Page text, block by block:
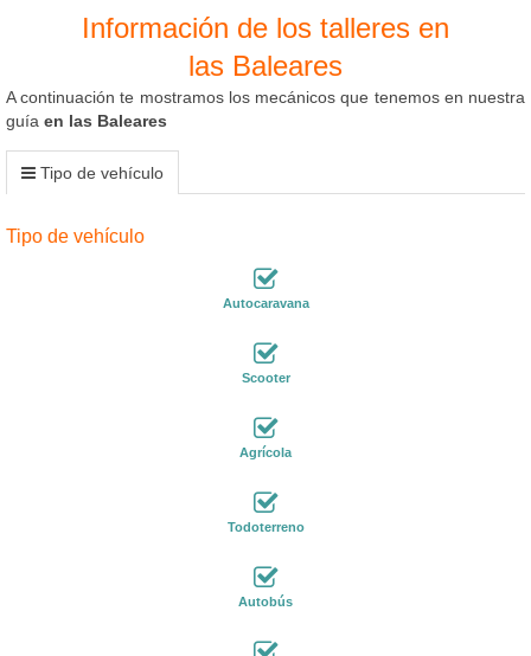
Información de los talleres en
las Baleares
A continuación te mostramos los mecánicos que tenemos en nuestra
guía en las Baleares
Tipo de vehículo
Tipo de vehículo
Autocaravana
Scooter
Agrícola
Todoterreno
Autobús